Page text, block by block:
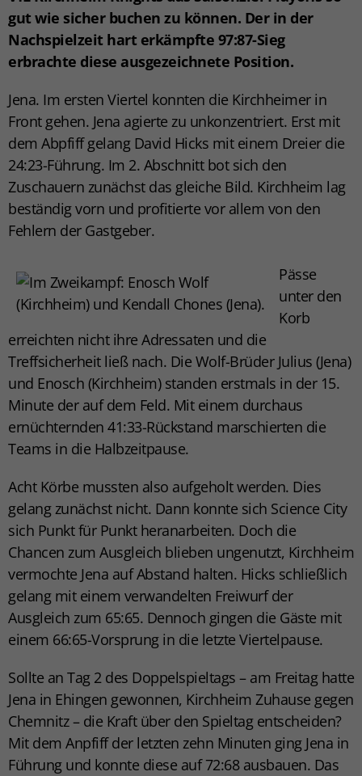
gut wie sicher buchen zu können. Der in der
Nachspielzeit hart erkämpfte 97:87-Sieg
erbrachte diese ausgezeichnete Position.
Jena. Im ersten Viertel konnten die Kirchheimer in
Front gehen. Jena agierte zu unkonzentriert. Erst mit
dem Abpfiff gelang David Hicks mit einem Dreier die
24:23-Führung. Im 2. Abschnitt bot sich den
Zuschauern zunächst das gleiche Bild. Kirchheim lag
beständig vorn und profitierte vor allem von den
Fehlern der Gastgeber.
Pässe
unter den
Korb
erreichten nicht ihre Adressaten und die
Treffsicherheit ließ nach. Die Wolf-Brüder Julius (Jena)
und Enosch (Kirchheim) standen erstmals in der 15.
Minute der auf dem Feld. Mit einem durchaus
ernüchternden 41:33-Rückstand marschierten die
Teams in die Halbzeitpause.
Acht Körbe mussten also aufgeholt werden. Dies
gelang zunächst nicht. Dann konnte sich Science City
sich Punkt für Punkt heranarbeiten. Doch die
Chancen zum Ausgleich blieben ungenutzt, Kirchheim
vermochte Jena auf Abstand halten. Hicks schließlich
gelang mit einem verwandelten Freiwurf der
Ausgleich zum 65:65. Dennoch gingen die Gäste mit
einem 66:65-Vorsprung in die letzte Viertelpause.
Sollte an Tag 2 des Doppelspieltags – am Freitag hatte
Jena in Ehingen gewonnen, Kirchheim Zuhause gegen
Chemnitz – die Kraft über den Spieltag entscheiden?
Mit dem Anpfiff der letzten zehn Minuten ging Jena in
Führung und konnte diese auf 72:68 ausbauen. Das